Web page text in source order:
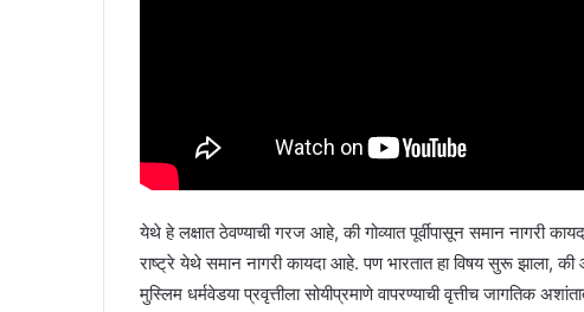
येथे हे लक्षात ठेवण्याची गरज आहे, की गोव्यात पूर्वीपासून समान नागरी
राष्ट्रे येथे समान नागरी कायदा आहे. पण भारतात हा विषय सुरू झाला,
मुस्लिम धर्मवेडया प्रवृत्तीला सोयीप्रमाणे वापरण्याची वृत्तीच जागतिक